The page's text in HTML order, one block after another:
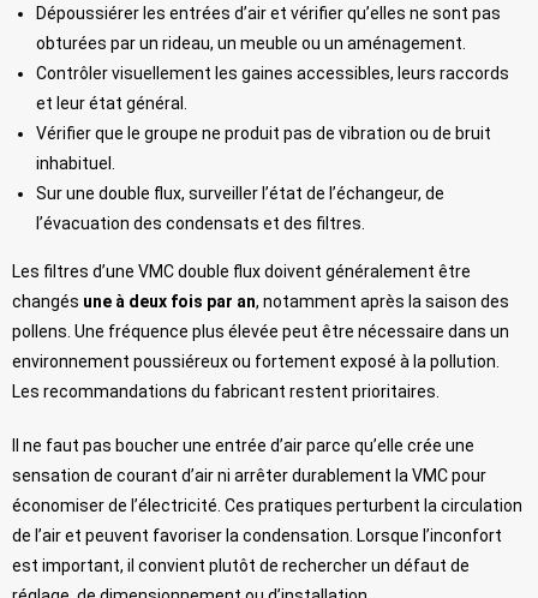
Dépoussiérer les entrées d’air et vérifier qu’elles ne sont pas
obturées par un rideau, un meuble ou un aménagement.
Contrôler visuellement les gaines accessibles, leurs raccords
et leur état général.
Vérifier que le groupe ne produit pas de vibration ou de bruit
inhabituel.
Sur une double flux, surveiller l’état de l’échangeur, de
l’évacuation des condensats et des filtres.
Les filtres d’une VMC double flux doivent généralement être
changés une à deux fois par an, notamment après la saison des
pollens. Une fréquence plus élevée peut être nécessaire dans un
environnement poussiéreux ou fortement exposé à la pollution.
Les recommandations du fabricant restent prioritaires.
Il ne faut pas boucher une entrée d’air parce qu’elle crée une
sensation de courant d’air ni arrêter durablement la VMC pour
économiser de l’électricité. Ces pratiques perturbent la circulation
de l’air et peuvent favoriser la condensation. Lorsque l’inconfort
est important, il convient plutôt de rechercher un défaut de